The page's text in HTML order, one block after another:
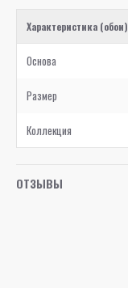
Характеристика (обои)
Основа
Размер
Коллекция
ОТЗЫВЫ